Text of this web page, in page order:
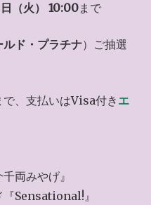
（火） 10:00まで
ルド・プラチナ）ご抽選
で、支払いはVisa付き エ
両みやげ』
『Sensational!』